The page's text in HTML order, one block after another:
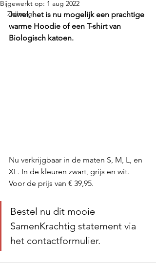
Zelfzorg
Bijgewerkt op: 1 aug 2022
Jawel, het is nu mogelijk een prachtige
warme Hoodie of een T-shirt van
Biologisch katoen.
Nu verkrijgbaar in de maten S, M, L, en
XL. In de kleuren zwart, grijs en wit.
Voor de prijs van € 39,95.
Bestel nu dit mooie
SamenKrachtig statement via
het contactformulier.